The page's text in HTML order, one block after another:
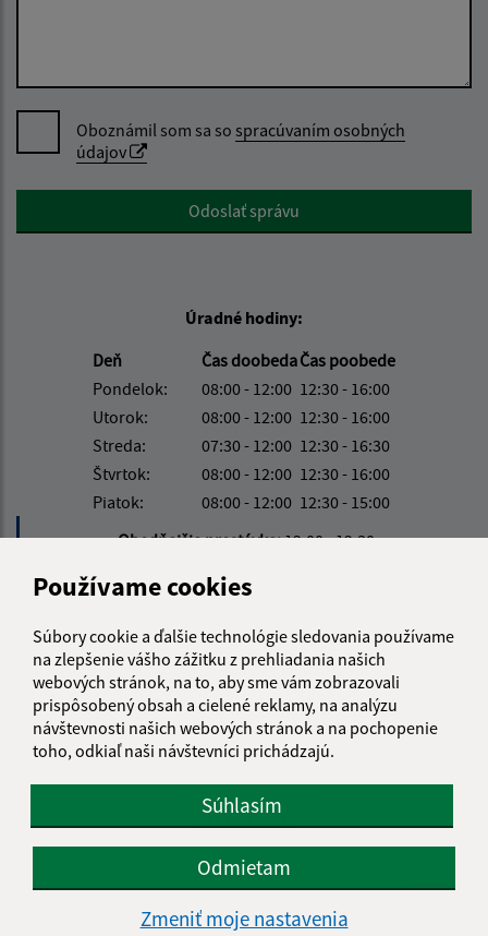
Používame cookies
Súbory cookie a ďalšie technológie sledovania používame
na zlepšenie vášho zážitku z prehliadania našich
webových stránok, na to, aby sme vám zobrazovali
prispôsobený obsah a cielené reklamy, na analýzu
návštevnosti našich webových stránok a na pochopenie
toho, odkiaľ naši návštevníci prichádzajú.
Súhlasím
Odmietam
Zmeniť moje nastavenia
Oboznámil som sa so spracúvaním osobných
údajov
Google reCaptcha ResponseOdoslať správu
Úradné hodiny:
Deň
Čas doobedaČas poobede
Pondelok:
08:00 - 12:00 12:30 - 16:00
Utorok:
08:00 - 12:00 12:30 - 16:00
Streda:
07:30 - 12:00 12:30 - 16:30
Štvrtok:
08:00 - 12:00 12:30 - 16:00
Piatok:
08:00 - 12:00 12:30 - 15:00
Obedňajšia prestávka:12:00 - 12:30
Obecný úrad Davidov
Davidov 182
093 03 Vranov nad Topľou
info@davidov.sk
IČO: 00332330